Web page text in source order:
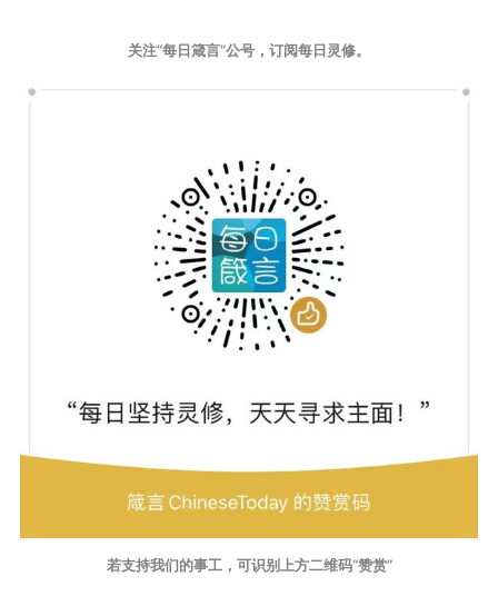
关注“每日箴言”公号，订阅每日灵修。
若支持我们的事工，可识别上方二维码“赞赏”